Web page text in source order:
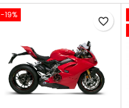
-19%
favorite_border